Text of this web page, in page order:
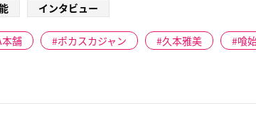
インタビュー
本舗 ポカスカジャン 久本雅美 喰